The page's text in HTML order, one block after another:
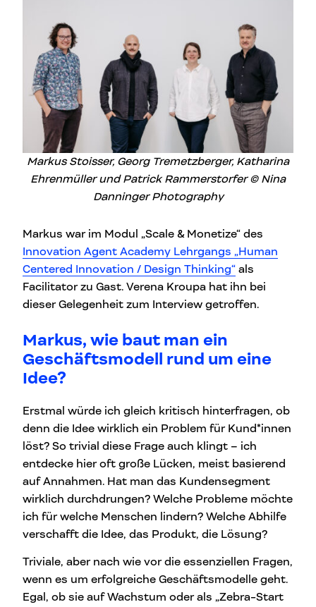
Markus Stoisser, Georg Tremetzberger, Katharina
Ehrenmüller und Patrick Rammerstorfer © Nina
Danninger Photography
Markus war im Modul „Scale & Monetize“ des
Innovation Agent Academy Lehrgangs „Human
Centered Innovation / Design Thinking“ als
Facilitator zu Gast. Verena Kroupa hat ihn bei
dieser Gelegenheit zum Interview getroffen.
Markus, wie baut man ein
Geschäftsmodell rund um eine
Idee?
Erstmal würde ich gleich kritisch hinterfragen, ob
denn die Idee wirklich ein Problem für Kund*innen
löst? So trivial diese Frage auch klingt – ich
entdecke hier oft große Lücken, meist basierend
auf Annahmen. Hat man das Kundensegment
wirklich durchdrungen? Welche Probleme möchte
ich für welche Menschen lindern? Welche Abhilfe
verschafft die Idee, das Produkt, die Lösung?
Triviale, aber nach wie vor die essenziellen Fragen,
wenn es um erfolgreiche Geschäftsmodelle geht.
Egal, ob sie auf Wachstum oder als „Zebra-Start